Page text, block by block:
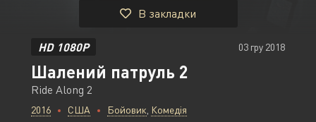
В закладки
HD 1080P 03 гру 2018
Шалений патруль 2
Ride Along 2
2016 США Бойовик Комедія